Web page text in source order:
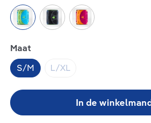
rivera black pink
Selecteer
Maat
S/M
L/XL(Deze optie is
In de